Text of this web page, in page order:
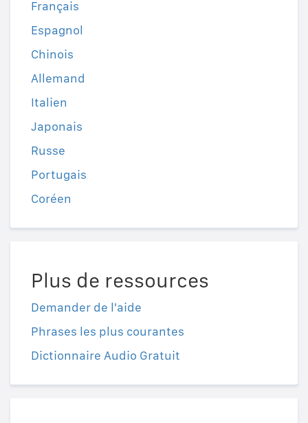
Français
Espagnol
Chinois
Allemand
Italien
Japonais
Russe
Portugais
Coréen
Plus de ressources
Demander de l'aide
Phrases les plus courantes
Dictionnaire Audio Gratuit